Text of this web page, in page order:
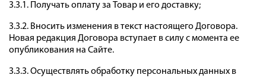
3.3.1. Получать оплату за Товар и его доставку;
3.3.2. Вносить изменения в текст настоящего Договора.
Новая редакция Договора вступает в силу с момента ее
опубликования на Сайте.
3.3.3. Осуществлять обработку персональных данных в